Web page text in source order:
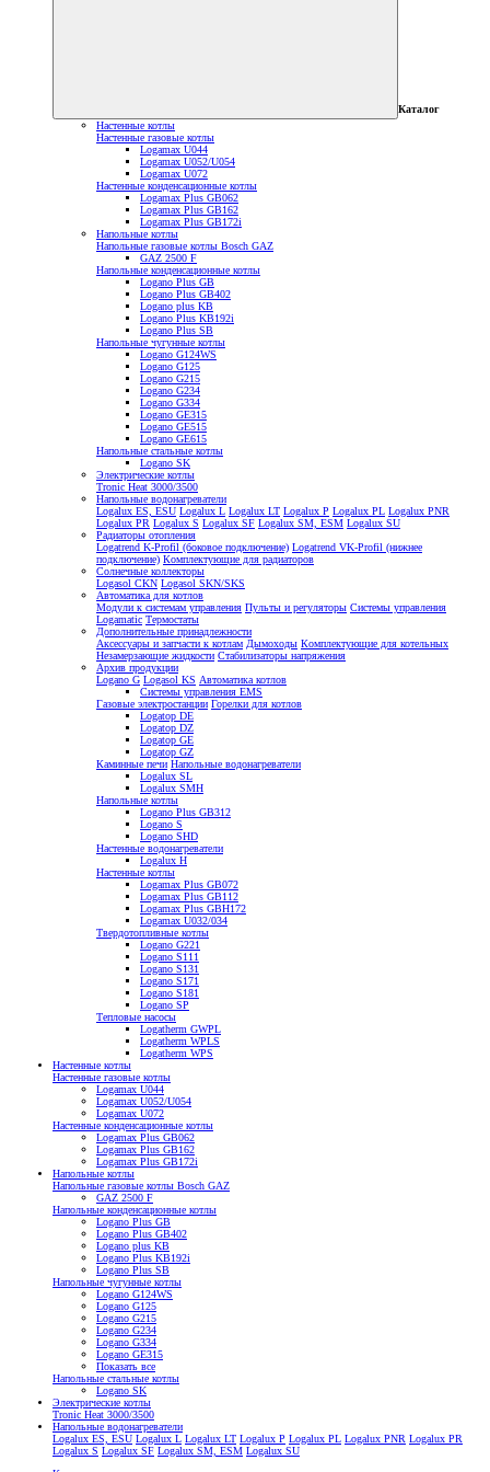
Каталог
Настенные котлы
Настенные газовые котлы
Logamax U044
Logamax U052/U054
Logamax U072
Настенные конденсационные котлы
Logamax Plus GB062
Logamax Plus GB162
Logamax Plus GB172i
Напольные котлы
Напольные газовые котлы Bosch GAZ
GAZ 2500 F
Напольные конденсационные котлы
Logano Plus GB
Logano Plus GB402
Logano plus KB
Logano Plus KB192i
Logano Plus SB
Напольные чугунные котлы
Logano G124WS
Logano G125
Logano G215
Logano G234
Logano G334
Logano GE315
Logano GE515
Logano GE615
Напольные стальные котлы
Logano SK
Электрические котлы
Tronic Heat 3000/3500
Напольные водонагреватели
Logalux ES, ESU Logalux L Logalux LT Logalux P Logalux PL Logalux PNR
Logalux PR Logalux S Logalux SF Logalux SM, ESM Logalux SU
Радиаторы отопления
Logatrend K-Profil (боковое подключение) Logatrend VK-Profil (нижнее
подключение) Комплектующие для радиаторов
Солнечные коллекторы
Logasol CKN Logasol SKN/SKS
Автоматика для котлов
Модули к системам управления Пульты и регуляторы Системы управления
Logamatic Термостаты
Дополнительные принадлежности
Аксессуары и запчасти к котлам Дымоходы Комплектующие для котельных
Незамерзающие жидкости Стабилизаторы напряжения
Архив продукции
Logano G Logasol KS Автоматика котлов
Системы управления EMS
Газовые электростанции Горелки для котлов
Logatop DE
Logatop DZ
Logatop GE
Logatop GZ
Каминные печи Напольные водонагреватели
Logalux SL
Logalux SMH
Напольные котлы
Logano Plus GB312
Logano S
Logano SHD
Настенные водонагреватели
Logalux H
Настенные котлы
Logamax Plus GB072
Logamax Plus GB112
Logamax Plus GBH172
Logamax U032/034
Твердотопливные котлы
Logano G221
Logano S111
Logano S131
Logano S171
Logano S181
Logano SP
Тепловые насосы
Logatherm GWPL
Logatherm WPLS
Logatherm WPS
Настенные котлы
Настенные газовые котлы
Logamax U044
Logamax U052/U054
Logamax U072
Настенные конденсационные котлы
Logamax Plus GB062
Logamax Plus GB162
Logamax Plus GB172i
Напольные котлы
Напольные газовые котлы Bosch GAZ
GAZ 2500 F
Напольные конденсационные котлы
Logano Plus GB
Logano Plus GB402
Logano plus KB
Logano Plus KB192i
Logano Plus SB
Напольные чугунные котлы
Logano G124WS
Logano G125
Logano G215
Logano G234
Logano G334
Logano GE315
Показать все
Напольные стальные котлы
Logano SK
Электрические котлы
Tronic Heat 3000/3500
Напольные водонагреватели
Logalux ES, ESU Logalux L Logalux LT Logalux P Logalux PL Logalux PNR Logalux PR
Logalux S Logalux SF Logalux SM, ESM Logalux SU